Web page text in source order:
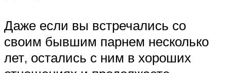
Даже если вы встречались со
своим бывшим парнем несколько
лет, остались с ним в хороших